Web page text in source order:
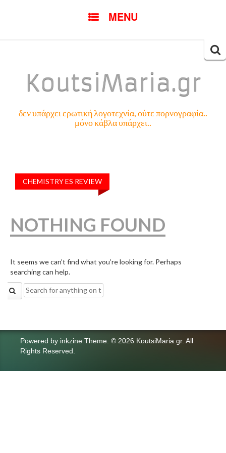
MENU
KoutsiMaria.gr
δεν υπάρχει ερωτική λογοτεχνία, ούτε πορνογραφία..
μόνο κάβλα υπάρχει..
CHEMISTRY ES REVIEW
NOTHING FOUND
It seems we can’t find what you’re looking for. Perhaps
searching can help.
Search
for:
Powered by inkzine Theme © 2026 KoutsiMaria.gr. All
Rights Reserved.